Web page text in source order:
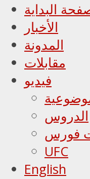
البداية
الأخبار
المدونة
مقابلات
فيديو
الدروس
فورس
UFC
English